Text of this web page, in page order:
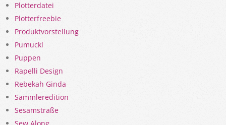
Plotterdatei
Plotterfreebie
Produktvorstellung
Pumuckl
Puppen
Rapelli Design
Rebekah Ginda
Sammleredition
Sesamstraße